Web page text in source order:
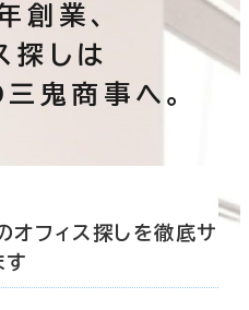
業、
探しは
鬼商事へ。
オフィス探しを徹底サ
す